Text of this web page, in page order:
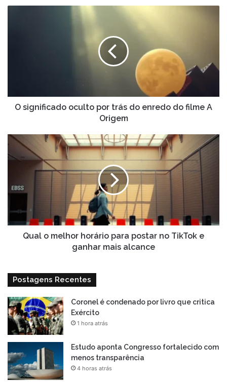
filme
O significado oculto por trás do enredo do filme A
Origem
Qual
melhor
postar
TikTok
e
ganharQual o melhor horário para postar no TikTok e
ganhar mais alcance
Postagens Recentes
Coronel é condenado por livro que critica
Exército
1 hora atrás
Estudo aponta Congresso fortalecido com
menos transparência
4 horas atrás